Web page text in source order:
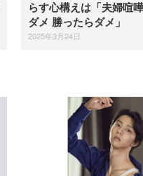
らす心構えは「夫婦喧
ダメ 勝ったらダメ」
2025年3月24日